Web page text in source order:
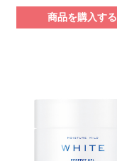
商品を購入する